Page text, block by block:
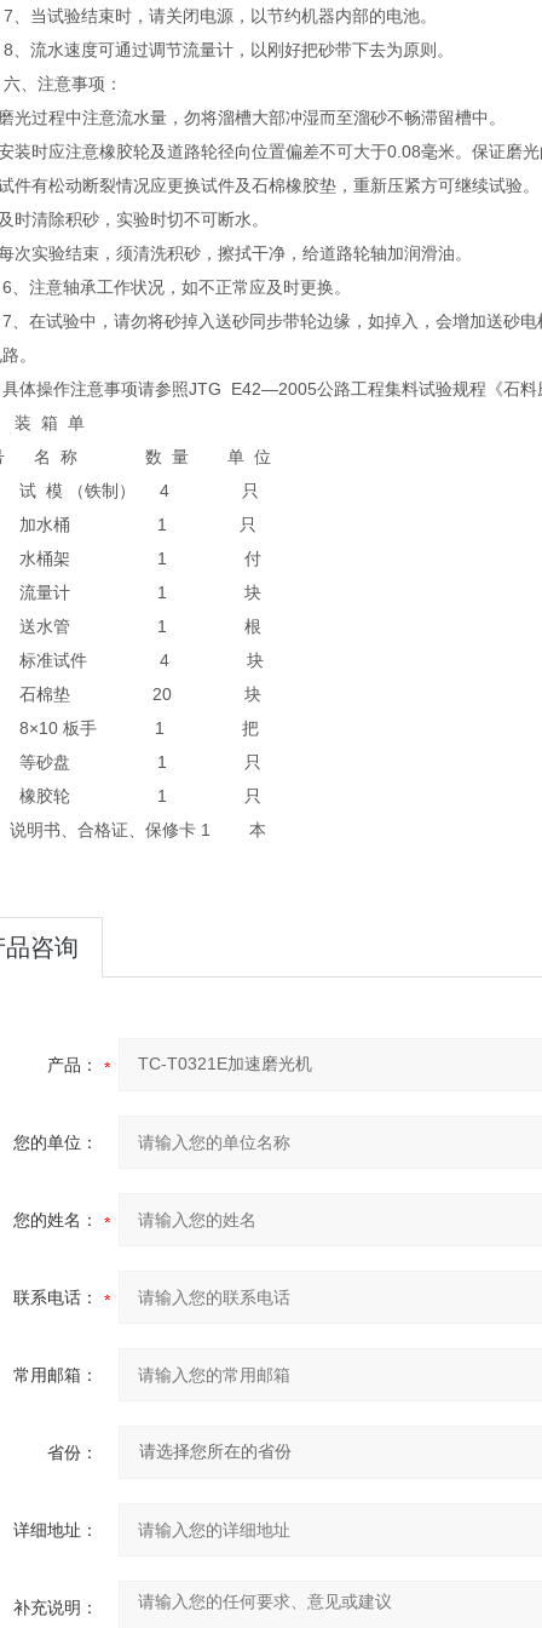
7、当试验结束时，请关闭电源，以节约机器内部的电池。
8、流水速度可通过调节流量计，以刚好把砂带下去为原则。
六、注意事项：
光过程中注意流水量，勿将溜槽大部冲湿而至溜砂不畅滞留槽中。
装时应注意橡胶轮及道路轮径向位置偏差不可大于0.08毫米。保证磨
件有松动断裂情况应更换试件及石棉橡胶垫，重新压紧方可继续试验。
时清除积砂，实验时切不可断水。
次实验结束，须清洗积砂，擦拭干净，给道路轮轴加润滑油。
6、注意轴承工作状况，如不正常应及时更换。
7、在试验中，请勿将砂掉入送砂同步带轮边缘，如掉入，会增加送砂
。
具体操作注意事项请参照JTG E42—2005公路工程集料试验规程《石料
箱 单
名 称 数 量 单 位
模 （铁制） 4 只
水桶 1 只
水桶架 1 付
量计 1 块
送水管 1 根
准试件 4 块
棉垫 20 块
板手 1 把
砂盘 1 只
橡胶轮 1
只
说明书、合格证、保修卡 1 本
品咨询
产品：
您的单位：
您的姓名：
联系电话：
常用邮箱：
省份：
详细地址：
补充说明：